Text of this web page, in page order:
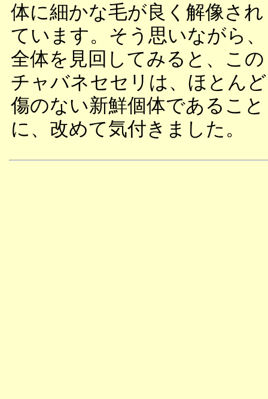
体に細かな毛が良く解像され
ています。そう思いながら、
全体を見回してみると、この
チャバネセセリは、ほとんど
傷のない新鮮個体であること
に、改めて気付きました。